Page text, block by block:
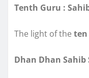
Tenth Guru :
The light of the ten
Dhan Dhan